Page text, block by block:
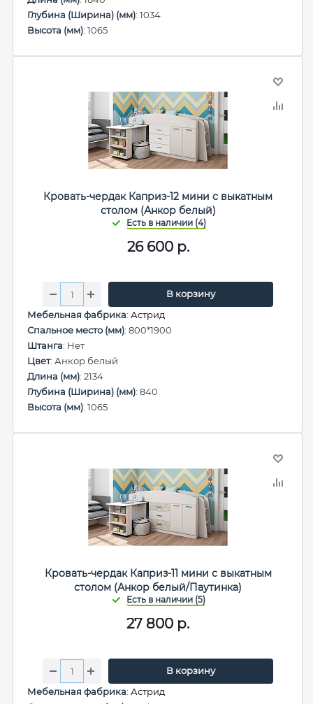
Глубина (Ширина) (мм): 1034
Высота (мм): 1065
Кровать-чердак Каприз-12 мини с выкатным
столом (Анкор белый)
26 600р.
В корзину
Мебельная фабрика: Астрид
Спальное место (мм): 800*1900
Штанга: Нет
Цвет: Анкор белый
Длина (мм): 2134
Глубина (Ширина) (мм): 840
Высота (мм): 1065
Кровать-чердак Каприз-11 мини с выкатным
столом (Анкор белый/Паутинка)
27 800 р.
В корзину
Мебельная фабрика: Астрид